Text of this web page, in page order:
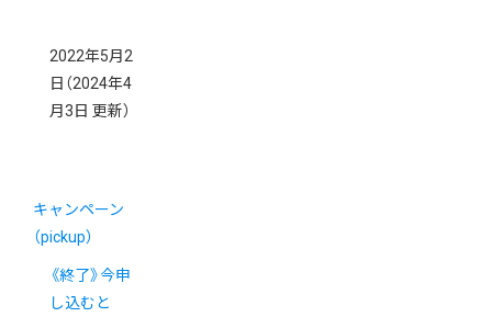
2022年5月2
日 （2024年4
月3日 更新）
キャンペーン
（pickup）
《終了》今申
し込むと